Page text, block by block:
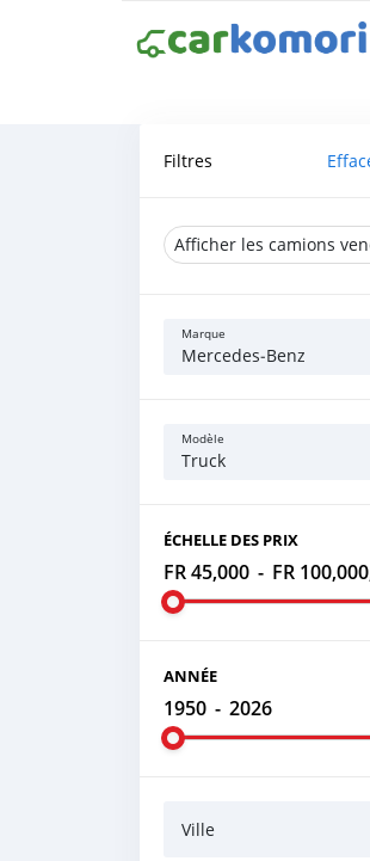
Filtres
Afficher les camions
Marque
Mercedes‒Benz
Modèle
Truck
ÉCHELLE DES PRIX
FR 45,000 - FR
ANNÉE
1950 - 2026
Ville